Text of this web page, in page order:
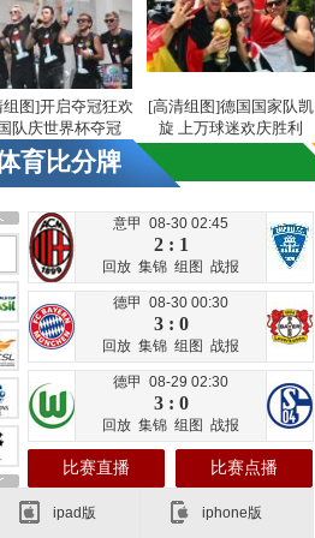
图]开启夺冠狂欢
队庆世界杯夺冠
[高清组图]德国国家队凯
旋 上万球迷欢庆胜利
育比分牌
意甲 08-30 02:45
2 : 1
回放 集锦 组图 战报
德甲 08-30 00:30
3 : 0
回放 集锦 组图 战报
德甲 08-29 02:30
3 : 0
回放 集锦 组图 战报
比赛直播 比赛点播
ipad版 iphone版